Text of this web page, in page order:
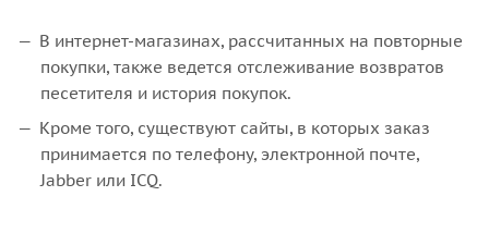
В интернет-магазинах, рассчитанных на повторные
покупки, также ведется отслеживание возвратов
песетителя и история покупок.
Кроме того, существуют сайты, в которых заказ
принимается по телефону, электронной почте,
Jabber или ICQ.